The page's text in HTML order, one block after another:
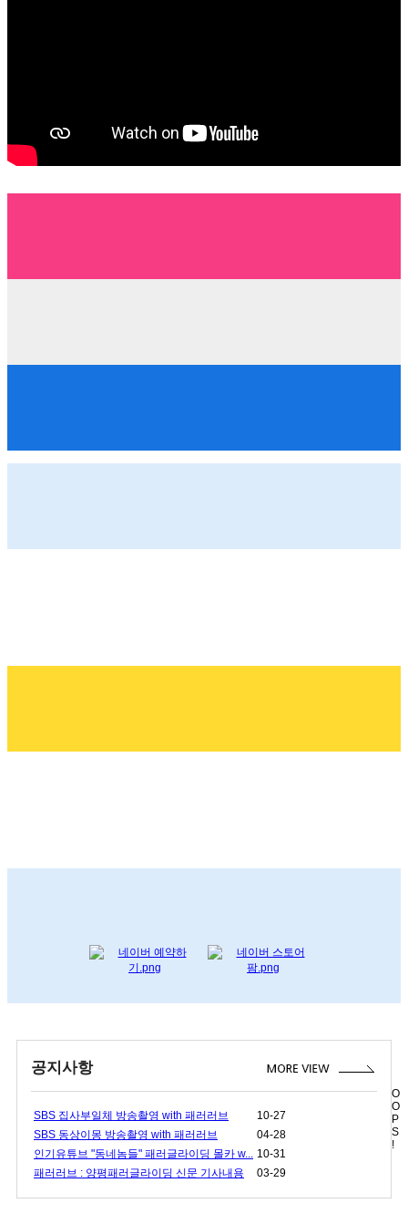
공지사항
SBS 집사부일체 방송촬영 with 패러러브
10-27
SBS 동상이몽 방송촬영 with 패러러브
04-28
인기유튜브 "동네놈들" 패러글라이딩 몰카 w... 10-31
패러러브 : 양평패러글라이딩 신문 기사내용
03-29
O
O
P
S
!